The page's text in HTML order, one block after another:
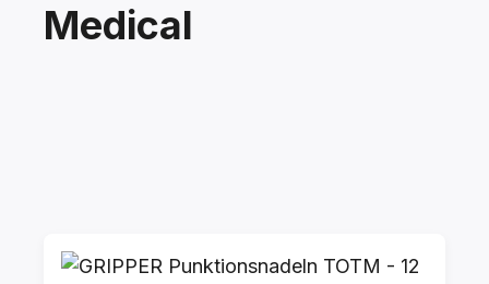
Medical